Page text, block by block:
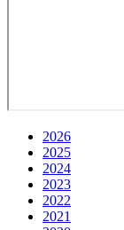
2026
2025
2024
2023
2022
2021